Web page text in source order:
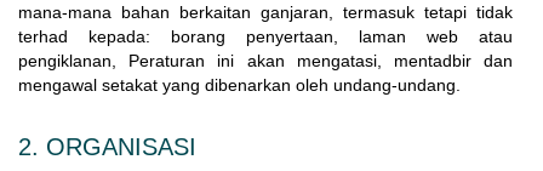
mana-mana bahan berkaitan ganjaran, termasuk tetapi tidak
terhad kepada: borang penyertaan, laman web atau
pengiklanan, Peraturan ini akan mengatasi, mentadbir dan
mengawal setakat yang dibenarkan oleh undang-undang.
2. ORGANISASI